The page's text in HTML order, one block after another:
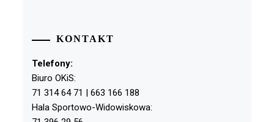
KONTAKT
Telefony:
Biuro OKiS:
71 314 64 71 | 663 166 188
Hala Sportowo-Widowiskowa: